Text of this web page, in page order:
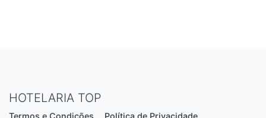
HOTELARIA TOP
Termos e Condições Política de Privacidade